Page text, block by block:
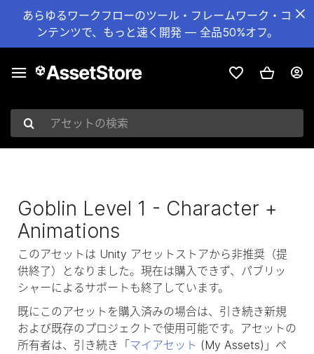
あらゆるワークフローのツール・フレームワーク・コ
ンテンツで、もっと速く開発 — 全品50%オフ。
アセットの検索
Goblin Level 1 - Character +
Animations
このアセットは Unity アセットストアから非推奨（提
供終了）となりました。現在は購入できず、パブリッ
シャーによるサポートも終了しています。
既にこのアセットを購入済みの場合は、引き続き新規
および既存のプロジェクトで使用可能です。アセットの
所有者は、引き続き「 マイアセット (My Assets)」ペ